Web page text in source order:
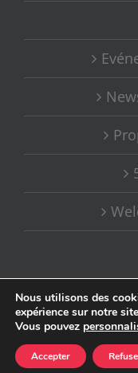
Copyright 2020 Eficium
Nous utilisons des
expérience sur notre
Vous pouvez
Accepter